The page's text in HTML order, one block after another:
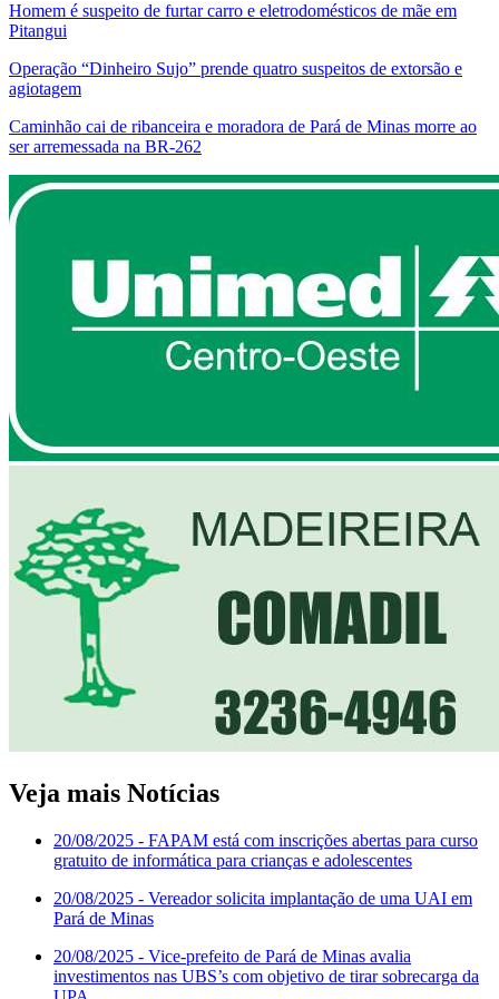
Homem é suspeito de furtar carro e eletrodomésticos de mãe em
Pitangui
Operação “Dinheiro Sujo” prende quatro suspeitos de extorsão e
agiotagem
Caminhão cai de ribanceira e moradora de Pará de Minas morre ao
ser arremessada na BR-262
Veja mais Notícias
20/08/2025 - FAPAM está com inscrições abertas para curso
gratuito de informática para crianças e adolescentes
20/08/2025 - Vereador solicita implantação de uma UAI em
Pará de Minas
20/08/2025 - Vice-prefeito de Pará de Minas avalia
investimentos nas UBS’s com objetivo de tirar sobrecarga da